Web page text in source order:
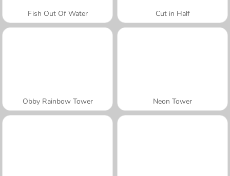
Fish Out Of Water Cut in Half
Obby Rainbow Tower Neon Tower